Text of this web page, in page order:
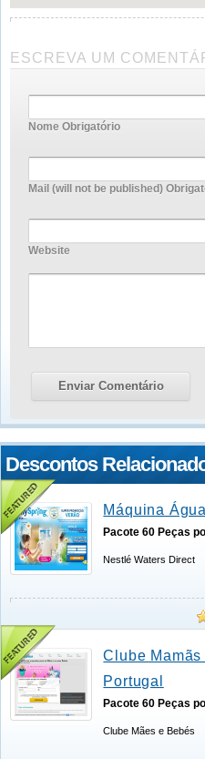
ESCREVA UM
Nome Obrigatório
Mail (will not be published)
Website
Descontos
Máquina
Pacote 60 Peças
Nestlé Waters Direct
Clube
Portugal
Pacote 60 Peças
Clube Mães e Bebés